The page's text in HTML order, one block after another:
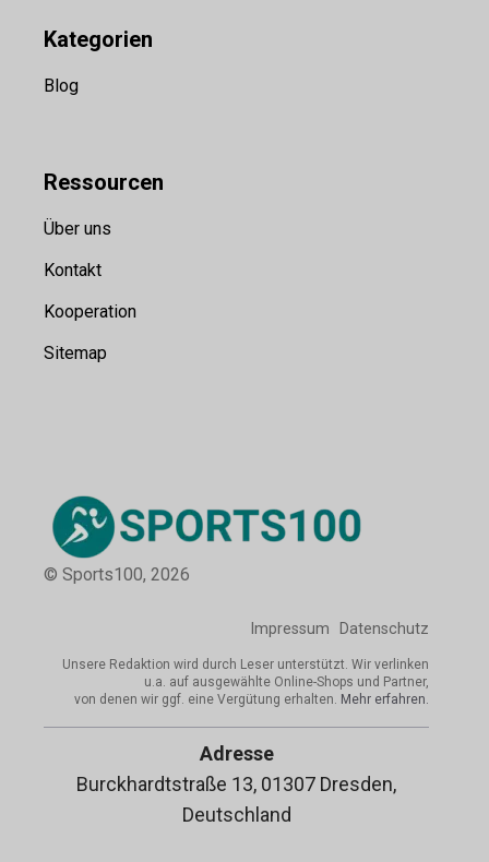
Kategorien
Blog
Ressourcen
Über uns
Kontakt
Kooperation
Sitemap
© Sports100, 2026
Impressum Datenschutz
Unsere Redaktion wird durch Leser unterstützt. Wir verlinken
u.a. auf ausgewählte Online-Shops und Partner,
von denen wir ggf. eine Vergütung erhalten. Mehr erfahren.
Adresse
Burckhardtstraße 13, 01307 Dresden,
Deutschland